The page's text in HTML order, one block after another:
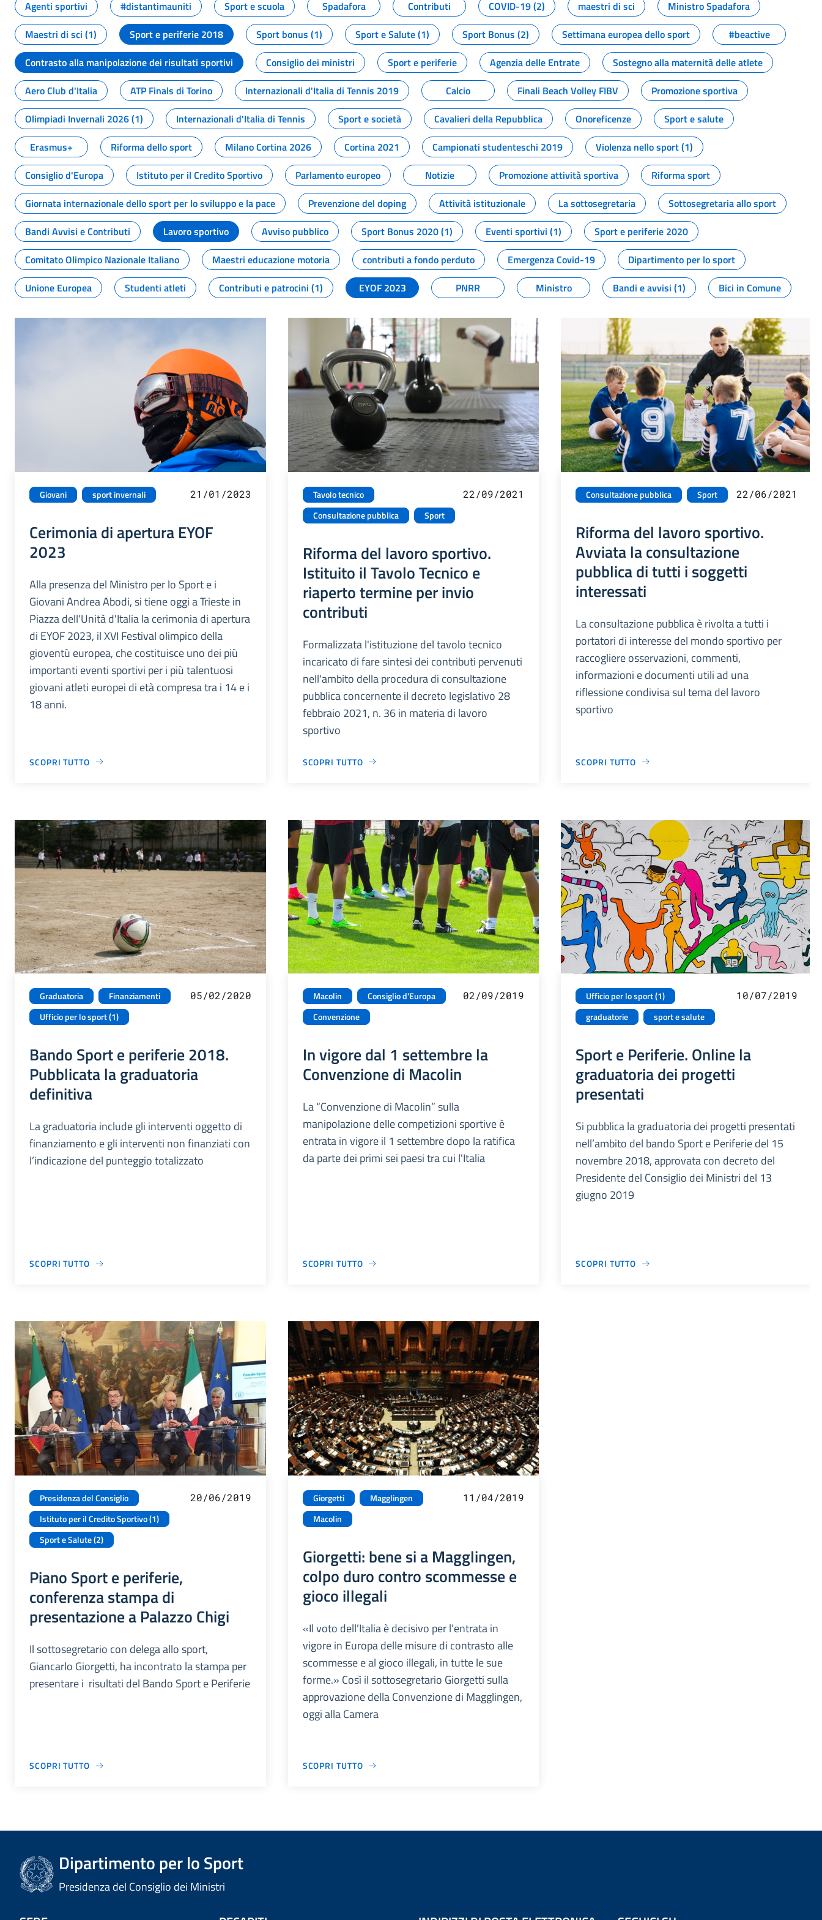
Agenti sportivi
#distantimauniti Sport e scuola Spadafora Contributi COVID-19 (2) maestri di sci
Ministro Spadafora
Maestri di sci (1)
Sport e periferie 2018 Sport bonus (1) Sport e Salute (1) Sport Bonus (2) Settimana europea dello sport
#beactive
Contrasto alla manipolazione dei risultati sportivi
Consiglio dei ministri Sport e periferie Agenzia delle Entrate
Sostegno alla maternità delle atlete
Aero Club d'Italia
ATP Finals di Torino Internazionali d'Italia di Tennis 2019 Calcio Finali Beach Volley FIBV
Promozione sportiva
Olimpiadi Invernali 2026 (1)
Internazionali d'Italia di Tennis Sport e società Cavalieri della Repubblica Onoreficenze
Sport e salute
Erasmus+
Riforma dello sport Milano Cortina 2026 Cortina 2021 Campionati studenteschi 2019
Violenza nello sport (1)
Consiglio d'Europa
Istituto per il Credito Sportivo Parlamento europeo Notizie Promozione attività sportiva
Riforma sport
Giornata internazionale dello sport per lo sviluppo e la pace
Prevenzione del doping Attività istituzionale La sottosegretaria
Sottosegretaria allo sport
Bandi Avvisi e Contributi
Lavoro sportivo Avviso pubblico Sport Bonus 2020 (1) Eventi sportivi (1)
Sport e periferie 2020
Comitato Olimpico Nazionale Italiano
Maestri educazione motoria contributi a fondo perduto Emergenza Covid-19
Dipartimento per lo sport
Unione Europea
Studenti atleti Contributi e patrocini (1) EYOF 2023 PNRR Ministro Bandi e avvisi (1) Bici in Comune
Giovani sport invernali 21/01/2023
Cerimonia di apertura EYOF
2023
Alla presenza del Ministro per lo Sport e i
Giovani Andrea Abodi, si tiene oggi a Trieste in
Piazza dell'Unità d'Italia la cerimonia di apertura
di EYOF 2023, il XVI Festival olimpico della
gioventù europea, che costituisce uno dei più
importanti eventi sportivi per i più talentuosi
giovani atleti europei di età compresa tra i 14 e i
18 anni.
SCOPRI TUTTO
Tavolo tecnico
Consultazione pubblica
Sport
22/09/2021
Riforma del lavoro sportivo.
Istituito il Tavolo Tecnico e
riaperto termine per invio
contributi
Formalizzata l'istituzione del tavolo tecnico
incaricato di fare sintesi dei contributi pervenuti
nell'ambito della procedura di consultazione
pubblica concernente il decreto legislativo 28
febbraio 2021, n. 36 in materia di lavoro
sportivo
SCOPRI TUTTO
Consultazione pubblica Sport 22/06/2021
Riforma del lavoro sportivo.
Avviata la consultazione
pubblica di tutti i soggetti
interessati
La consultazione pubblica è rivolta a tutti i
portatori di interesse del mondo sportivo per
raccogliere osservazioni, commenti,
informazioni e documenti utili ad una
riflessione condivisa sul tema del lavoro
sportivo
SCOPRI TUTTO
Graduatoria
Finanziamenti
Ufficio per lo sport (1)
05/02/2020
Bando Sport e periferie 2018.
Pubblicata la graduatoria
definitiva
La graduatoria include gli interventi oggetto di
finanziamento e gli interventi non finanziati con
l’indicazione del punteggio totalizzato
SCOPRI TUTTO
Macolin
Consiglio d'Europa
Convenzione
02/09/2019
In vigore dal 1 settembre la
Convenzione di Macolin
La “Convenzione di Macolin” sulla
manipolazione delle competizioni sportive è
entrata in vigore il 1 settembre dopo la ratifica
da parte dei primi sei paesi tra cui l'Italia
SCOPRI TUTTO
Ufficio per lo sport (1)
graduatorie
sport e salute
10/07/2019
Sport e Periferie. Online la
graduatoria dei progetti
presentati
Si pubblica la graduatoria dei progetti presentati
nell’ambito del bando Sport e Periferie del 15
novembre 2018, approvata con decreto del
Presidente del Consiglio dei Ministri del 13
giugno 2019
SCOPRI TUTTO
Presidenza del Consiglio
Istituto per il Credito Sportivo (1)
Sport e Salute (2)
20/06/2019
Piano Sport e periferie,
conferenza stampa di
presentazione a Palazzo Chigi
Il sottosegretario con delega allo sport,
Giancarlo Giorgetti, ha incontrato la stampa per
presentare i risultati del Bando Sport e Periferie
SCOPRI TUTTO
Giorgetti
Magglingen
Macolin
11/04/2019
Giorgetti: bene si a Magglingen,
colpo duro contro scommesse e
gioco illegali
«Il voto dell’Italia è decisivo per l’entrata in
vigore in Europa delle misure di contrasto alle
scommesse e al gioco illegali, in tutte le sue
forme.» Così il sottosegretario Giorgetti sulla
approvazione della Convenzione di Magglingen,
oggi alla Camera
SCOPRI TUTTO
Dipartimento per lo Sport
Presidenza del Consiglio dei Ministri